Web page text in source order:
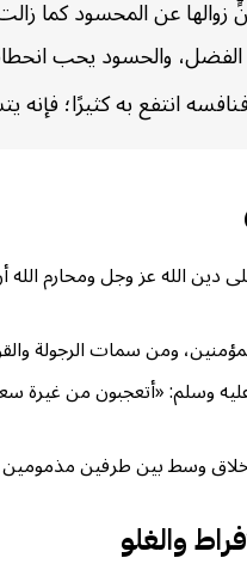
زوالها عن المحسود كما
الفضل، والحسود يحب
انتفع به كثيرًا؛ فإنه
دين الله عز وجل ومحارم
ومن سمات الرجولة
وسلم: «أتعجبون من غيرة
وسط بين طرفين مذمومين
والغلو